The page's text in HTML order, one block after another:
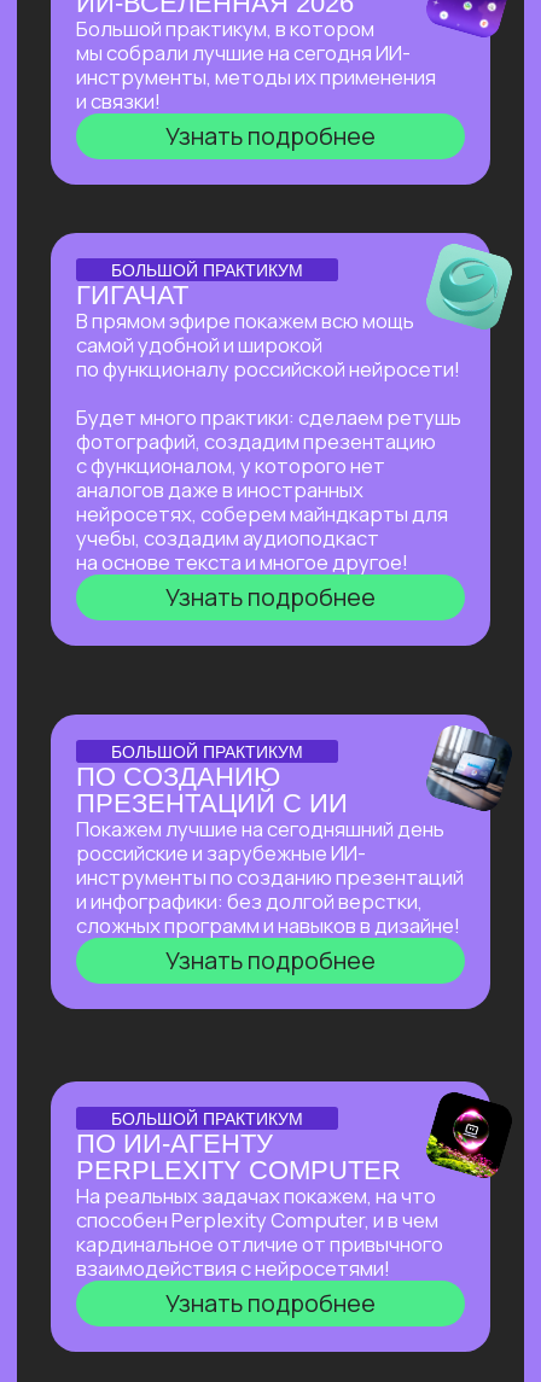
Старт в нейросетях— простое введение
в мир нейросетей. Основные принципы,
полезные рекомендации и советы по работе
с нейросетями для тех, кто делает первые
Нейросети для разработки и IT—
углубленное изучение ИИ для решения
сложных задач: генерации медиаконтента,
глубокого анализа данных, разработки
автономных систем.
Нейросети для профессий вне IT—
инструменты для автоматизации, анализа
использования: от генерация текстов
и изображений до оптимизации рутинных
процессов.
ОТКРЫТАЯ ЛЕКЦИЯ
КАК ЗАПУСТИТЬ СТАРТАП
В 2026 БЕЗ КОМАНДЫ
И БЮДЖЕТА, НАНЯВ
НА РАБОТУ ИИ?
Расскажем, как изменился подход
к запуску стартапов с ИИ, что нужно для
успеха, и поделимся успешным опытом
Зерокодера — как из идеи вырос
многомиллионный бизнес, и как нам
удавалось привлекать инвестиции
даже в самое турбулентное время
Узнать подробнее
АВТОМАТИЗАЦИИ НА N8N
Расскажем всепро сверхпопулярный
инструмент, бесплатнои без каких-
либо проблем работающий в РФ.
Соберем видео-контент-завод
с помощью n8n и Veo 3, который
в режиме реального времени
создаеттрендовые видео на основе
текстового описания.
Узнать подробнее
Старт в нейросетях
Нейросети для разработки и IT
Нейросети для профессий вне IT